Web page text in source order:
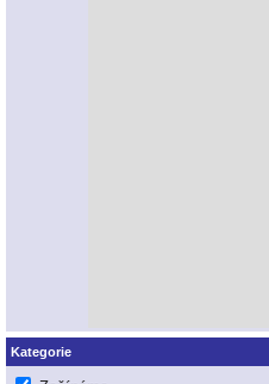
Kategorie